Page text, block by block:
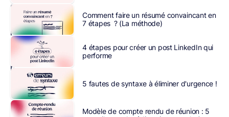
spontanée
prouvée
un
recrutement
trois
se
Comment faire un résumé convaincant en
7 étapes ? (La méthode)
4 étapes pour créer un post LinkedIn qui
performe
5 fautes de syntaxe à éliminer d'urgence !
Modèle de compte rendu de réunion : 5